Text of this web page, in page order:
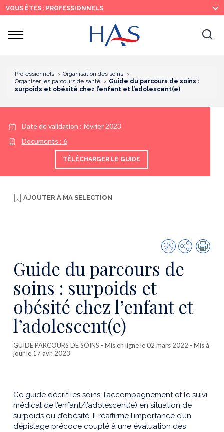
Recherche
Menu
principal
Contenu
principal
VOUS ÊTES : PROFESSIONNELS
Ouvrir
Professionnels
Organisation des soins
Organiser les parcours de santé
Guide du parcours de soins :
surpoids et obésité chez l’enfant et l’adolescent(e)
Date de validation : février 2023
Documents : 6
TÉLÉCHARGER LE GUIDE
AJOUTER À MA SELECTION
Citer
cette
publication
Partager
Guide du parcours de
soins : surpoids et
obésité chez l’enfant et
l’adolescent(e)
GUIDE PARCOURS DE SOINS - Mis en ligne le 02 mars 2022 - Mis à
jour le 17 avr. 2023
Ce guide décrit les soins, l’accompagnement et le suivi
médical de l’enfant/l’adolescent(e) en situation de
surpoids ou d’obésité. Il réaffirme l’importance d’un
dépistage précoce couplé à une évaluation des